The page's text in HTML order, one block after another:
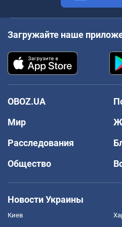
Загружайте наше
OBOZ.UA
Мир
Расследования
Общество
Новости Украины
Киев